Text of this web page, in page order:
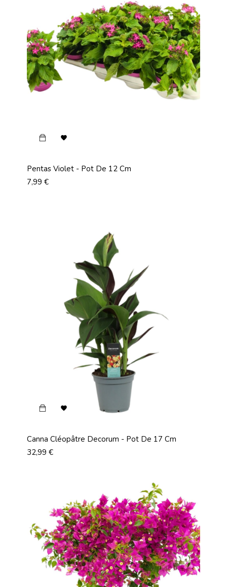

Pentas Violet - Pot De 12 Cm
Prix
7,99 €

Canna Cléopâtre Decorum - Pot De 17 Cm
Prix
32,99 €